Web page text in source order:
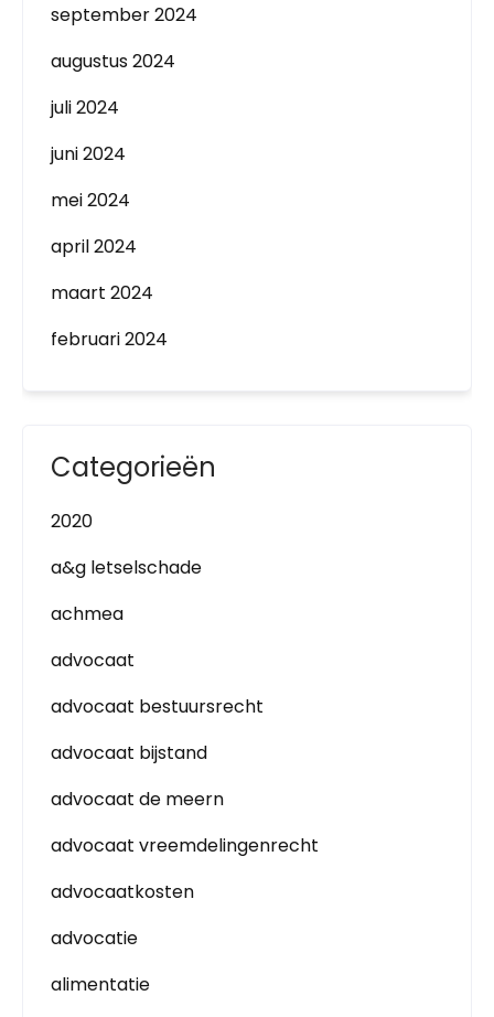
september 2024
augustus 2024
juli 2024
juni 2024
mei 2024
april 2024
maart 2024
februari 2024
Categorieën
2020
a&g letselschade
achmea
advocaat
advocaat bestuursrecht
advocaat bijstand
advocaat de meern
advocaat vreemdelingenrecht
advocaatkosten
advocatie
alimentatie